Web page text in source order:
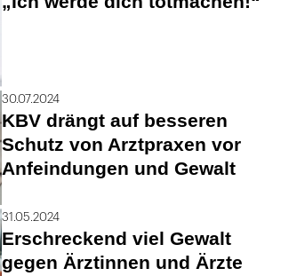
30.07.2024
KBV drängt auf besseren
Schutz von Arztpraxen vor
Anfeindungen und Gewalt
31.05.2024
Erschreckend viel Gewalt
gegen Ärztinnen und Ärzte